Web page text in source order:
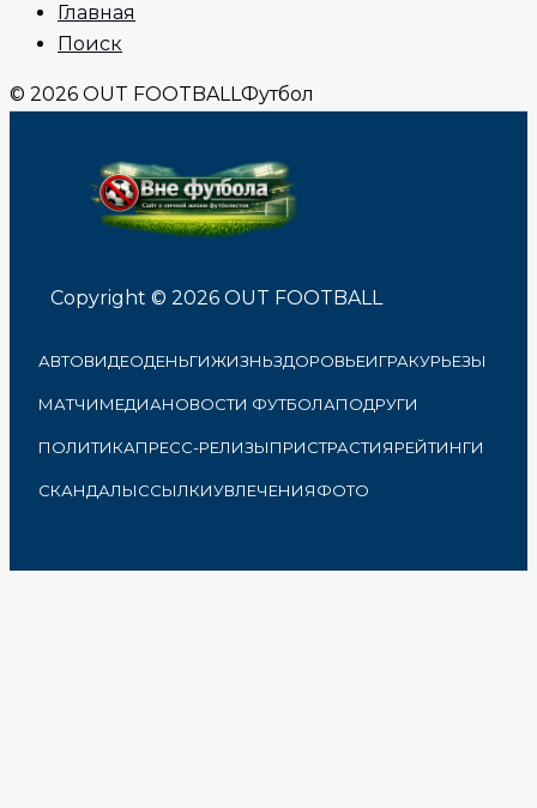
Главная
Поиск
© 2026 OUT FOOTBALLФутбол
Copyright © 2026 OUT FOOTBALL
АВТОВИДЕОДЕНЬГИЖИЗНЬЗДОРОВЬЕИГРАКУРЬЕЗЫ
МАТЧИМЕДИАНОВОСТИ ФУТБОЛАПОДРУГИ
ПОЛИТИКАПРЕСС-РЕЛИЗЫПРИСТРАСТИЯРЕЙТИНГИ
СКАНДАЛЫССЫЛКИУВЛЕЧЕНИЯФОТО